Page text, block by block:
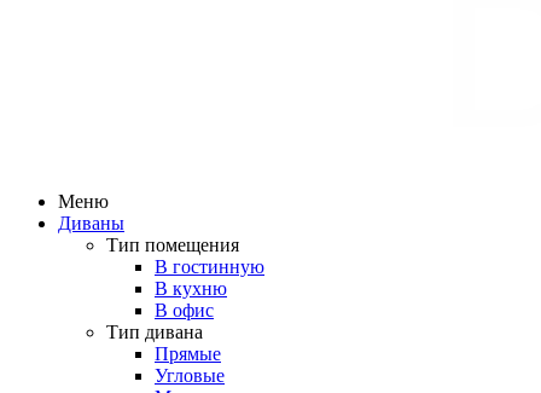
Меню
Диваны
Тип помещения
В гостинную
В кухню
В офис
Тип дивана
Прямые
Угловые